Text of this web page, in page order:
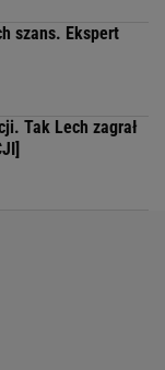
szans. Ekspert
Tak Lech zagrał